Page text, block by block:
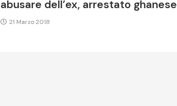
abusare dell’ex, arrestato ghanese
21 Marzo 2018